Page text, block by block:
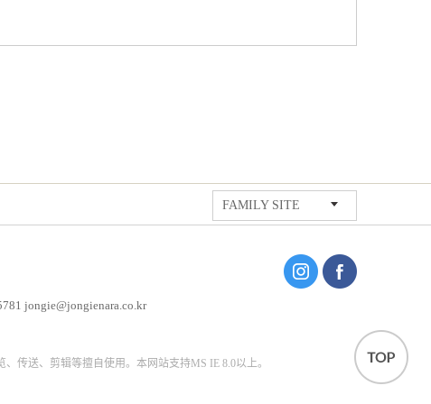
FAMILY SITE
jongie@jongienara.co.kr
传送、剪辑等擅自使用。本网站支持MS IE 8.0以上。